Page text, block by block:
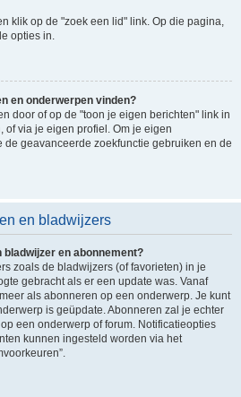
klik op de "zoek een lid" link. Op die pagina,
opties in.
en onderwerpen vinden?
door of op de "toon je eigen berichten" link in
of via je eigen profiel. Om je eigen
de geavanceerde zoekfunctie gebruiken en de
en bladwijzers
en abonnement?
zoals de bladwijzers (of favorieten) in je
gebracht als er een update was. Vanaf
als abonneren op een onderwerp. Je kunt
is geüpdate. Abonneren zal je echter
een onderwerp of forum. Notificatieopties
kunnen ingesteld worden via het